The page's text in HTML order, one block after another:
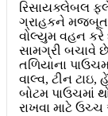
રિસાયક્લેબલ
ગ્રાહકને મજબૂત
વોલ્યુમ વહન કરે
સામગ્રી બચાવે
તળિયાના
વાલ્વ, ટીન ટાઇ,
બોટમ પાઉચમાં
રાખવા માટે ઉચ્ચ